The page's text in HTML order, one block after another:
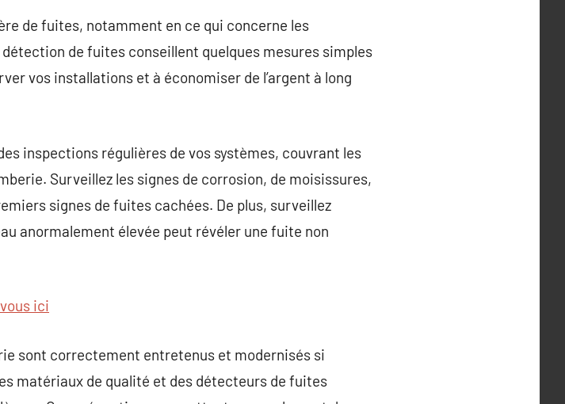
de fuites, notamment en ce qui concerne les
de fuites conseillent quelques mesures simples
vos installations et à économiser de l’argent à long
inspections régulières de vos systèmes, couvrant les
Surveillez les signes de corrosion, de moisissures,
signes de fuites cachées. De plus, surveillez
anormalement élevée peut révéler une fuite non
ici
sont correctement entretenus et modernisés si
matériaux de qualité et des détecteurs de fuites